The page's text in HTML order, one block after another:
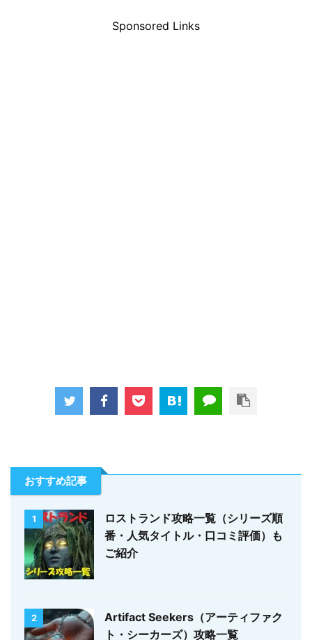
Sponsored Links
おすすめ記事
1
ロストランド攻略一覧（シリーズ順
番・人気タイトル・口コミ評価）も
ご紹介
2
Artifact Seekers（アーティファク
ト・シーカーズ）攻略一覧